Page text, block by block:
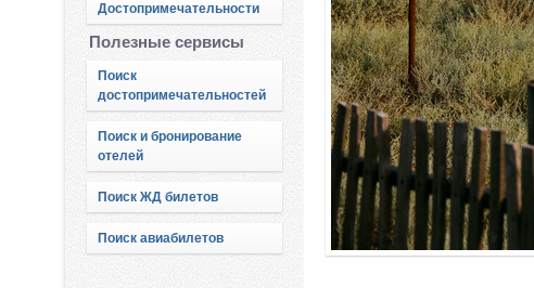
Достопримечательности
Полезные сервисы
Поиск
достопримечательностей
Поиск и бронирование
отелей
Поиск ЖД билетов
Поиск авиабилетов